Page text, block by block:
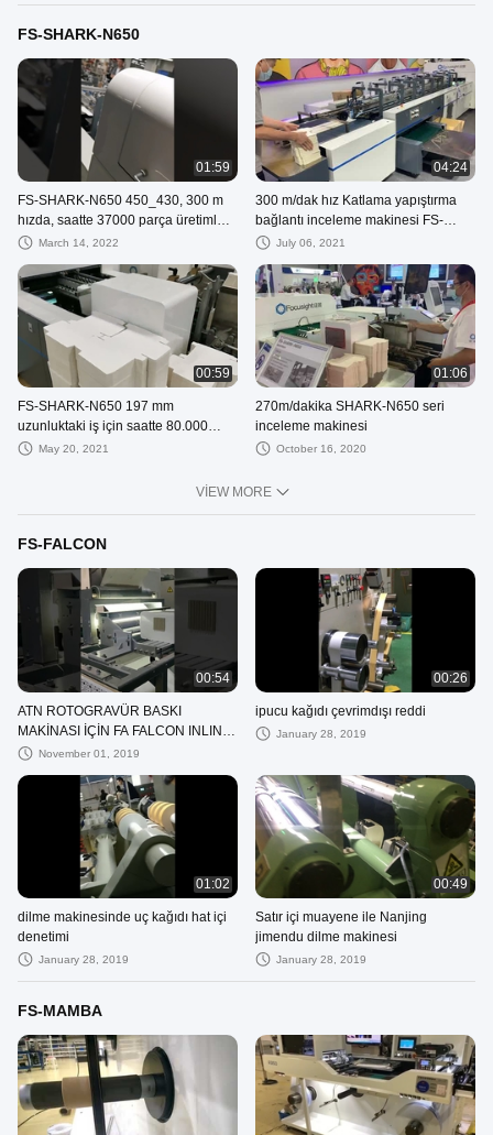
FS-SHARK-N650
01:59
FS-SHARK-N650 450_430, 300 m
hızda, saatte 37000 parça üretimle
çalışıyor
March 14, 2022
04:24
300 m/dak hız Katlama yapıştırma
bağlantı inceleme makinesi FS-
SHARK-N650
July 06, 2021
00:59
FS-SHARK-N650 197 mm
uzunluktaki iş için saatte 80.000
parçadan fazla hıza sahip yüksek
May 20, 2021
01:06
270m/dakika SHARK-N650 seri
inceleme makinesi
October 16, 2020
VIEW MORE
FS-FALCON
00:54
ATN ROTOGRAVÜR BASKI
MAKİNASI İÇİN FA FALCON INLINE
MUAYENE
November 01, 2019
00:26
ipucu kağıdı çevrimdışı reddi
January 28, 2019
01:02
dilme makinesinde uç kağıdı hat içi
denetimi
January 28, 2019
00:49
Satır içi muayene ile Nanjing
jimendu dilme makinesi
January 28, 2019
FS-MAMBA